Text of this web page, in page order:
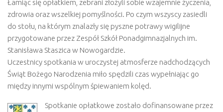
Łamiąc się opłatkiem, zebrani złożyli sobie wzajemnie życzenia,
zdrowia oraz wszelkiej pomyślności. Po czym wszyscy zasiedli
do stołu, na którym znalazły się pyszne potrawy wigilijne
przygotowane przez Zespół Szkół Ponadgimnazjalnych im.
Stanisława Staszica w Nowogardzie.
Uczestnicy spotkania w uroczystej atmosferze nadchodzących
Świąt Bożego Narodzenia miło spędzili czas wypełniając go
między innymi wspólnym śpiewaniem kolęd.
Spotkanie opłatkowe zostało dofinansowane przez